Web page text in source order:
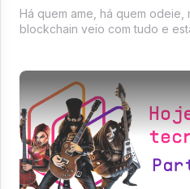
Há quem ame, há quem odeie,
blockchain veio com tudo e